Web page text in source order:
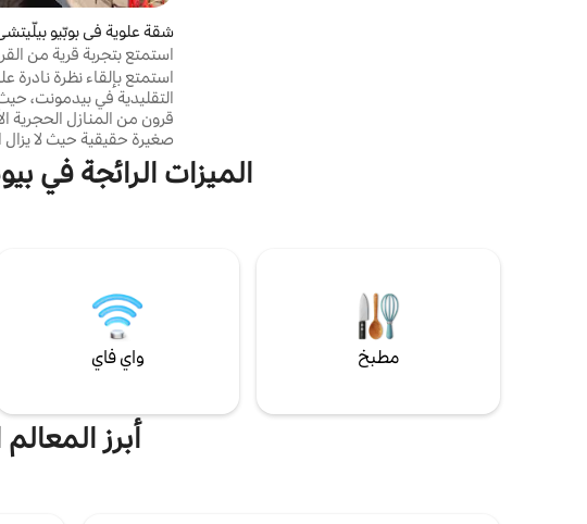
شقة علوية في بوبّيو
استمتع بتجربة قرية من
بيدمونت
استمتع بإلقاء نظرة نادرة
التقليدية في بيدمونت،
صغيرة حقيقية حيث لا يزال
بارد ومنعش في الصيف،
— اخرج من بابك الأمامي
الألب التاريخية التي تؤدي
الميزات الرائجة في
مطبخ واي فاي
أبرز